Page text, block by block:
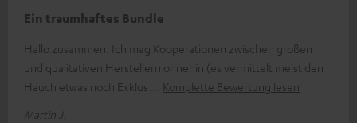
Ein traumhaftes Bundle
Hallo zusammen. Ich mag Kooperationen zwischen großen
und qualitativen Herstellern ohnehin (es vermittelt meist den
Hauch etwas noch Exklus
Komplette Bewertung lesen
Martin J.